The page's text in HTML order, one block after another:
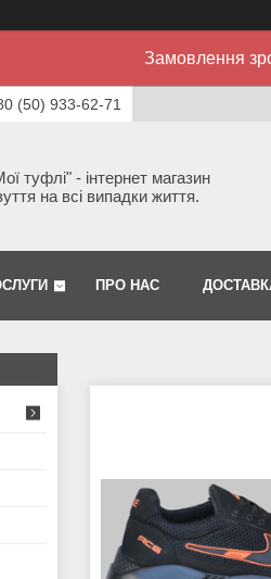
Замовлення
(50) 933-62-71
туфлі" - інтернет магазин
на всі випадки життя.
ПРО НАС